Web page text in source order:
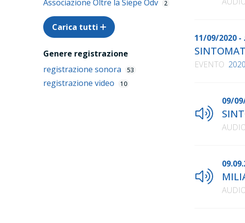
Associazione Oltre la Siepe Odv 2
Carica tutti
Genere registrazione
registrazione sonora
53
registrazione video 10
11/09/2020 -
EVENTO
09/